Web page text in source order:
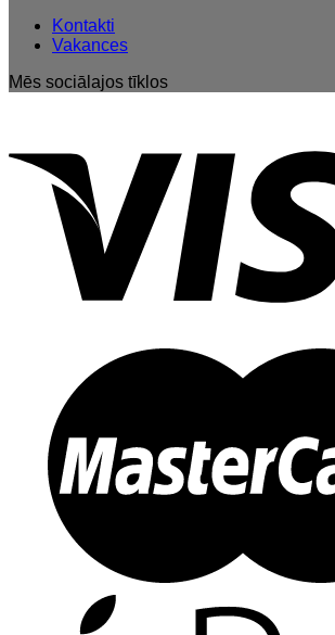
Kontakti
Vakances
Mēs sociālajos tīklos